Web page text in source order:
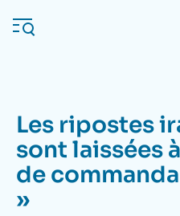
au
contenu
Navigation
principale
L'Ifri
Les ripostes
sont laissées
de
»